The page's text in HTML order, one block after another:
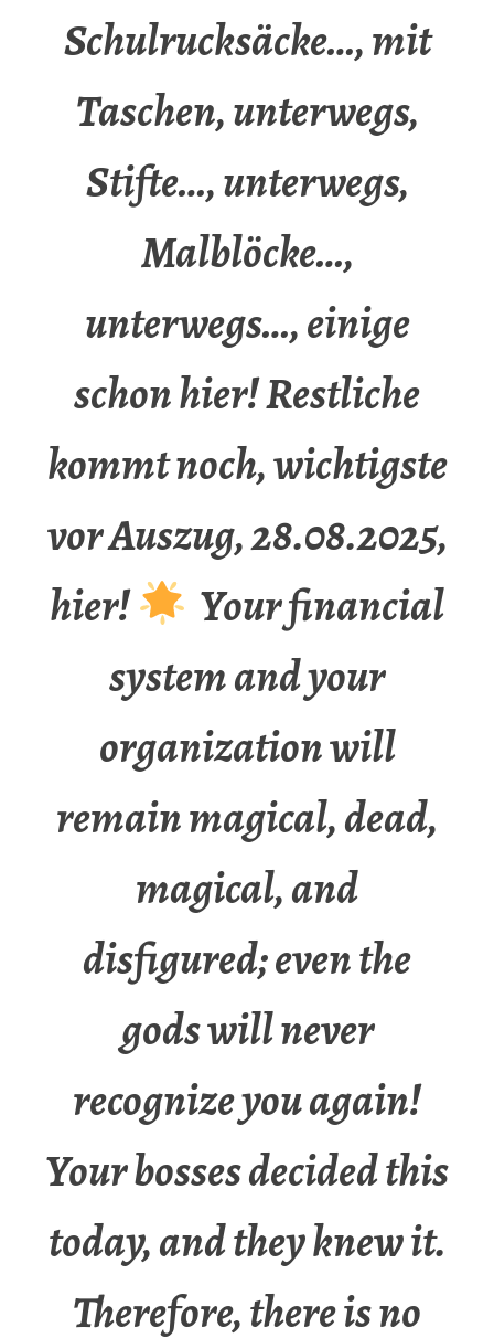
Schulrucksäcke…, mit
Taschen, unterwegs,
Stifte…, unterwegs,
Malblöcke…,
unterwegs…, einige
schon hier! Restliche
kommt noch, wichtigste
vor Auszug, 28.08.2025,
hier!
Your financial
system and your
organization will
remain magical, dead,
magical, and
disfigured; even the
gods will never
recognize you again!
Your bosses decided this
today, and they knew it.
Therefore, there is no